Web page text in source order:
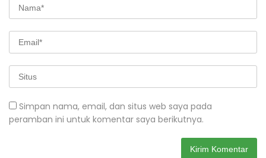
Simpan nama, email, dan situs web saya pada
peramban ini untuk komentar saya berikutnya.